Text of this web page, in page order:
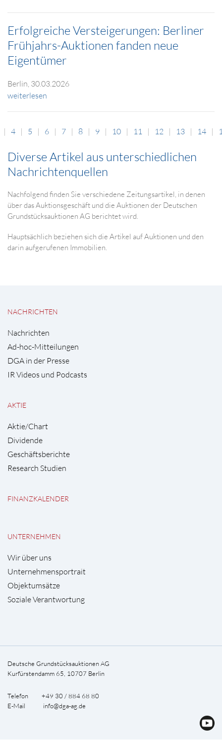
Diverse Artikel aus unterschiedlichen
Nachrichtenquellen
Nachfolgend finden Sie verschiedene Zeitungsartikel, in denen
über das Auktionsgeschäft und die Auktionen der Deutschen
Grundstücksauktionen AG berichtet wird.
Hauptsächlich beziehen sich die Artikel auf Auktionen und den
darin aufgerufenen Immobilien.
Erfolgreiche Versteigerungen: Berliner
Frühjahrs-Auktionen fanden neue
Eigentümer
Berlin, 30.03.2026
weiterlesen
4 5 6 7 8 9 10 11 12 13 14
NACHRICHTEN
Nachrichten
Ad-hoc-Mitteilungen
DGA in der Presse
IR Videos und Podcasts
AKTIE
Aktie/Chart
Dividende
Geschäftsberichte
Research Studien
FINANZKALENDER
UNTERNEHMEN
Wir über uns
Unternehmensportrait
Objektumsätze
Soziale Verantwortung
Deutsche Grundstücksauktionen AG
Kurfürstendamm 65, 10707 Berlin
Telefon +49 30 / 884 68 80
E-Mail info@dga-ag.de